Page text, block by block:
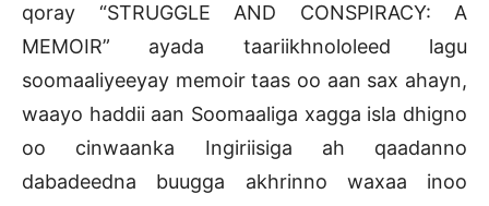
qoray “STRUGGLE AND CONSPIRACY: A
MEMOIR” ayada taariikhnololeed lagu
soomaaliyeeyay memoir taas oo aan sax ahayn,
waayo haddii aan Soomaaliga xagga isla dhigno
oo cinwaanka Ingiriisiga ah qaadanno
dabadeedna buugga akhrinno waxaa inoo